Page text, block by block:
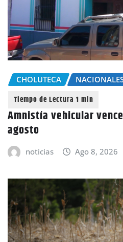
CHOLUTECA
Amnistía vehicular
agosto
noticias Ago 8, 2026